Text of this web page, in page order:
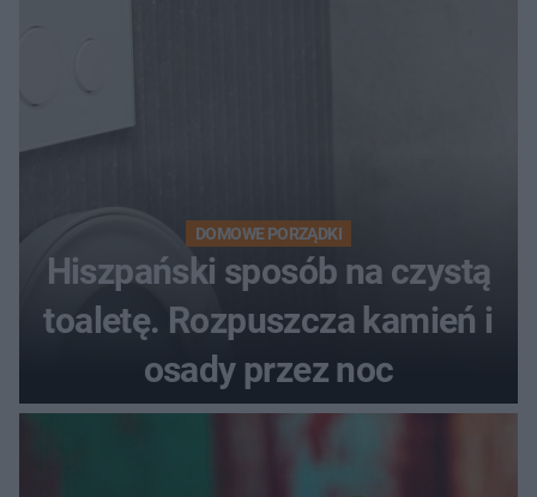
DOMOWE PORZĄDKI
Hiszpański sposób na czystą
toaletę. Rozpuszcza kamień i
osady przez noc